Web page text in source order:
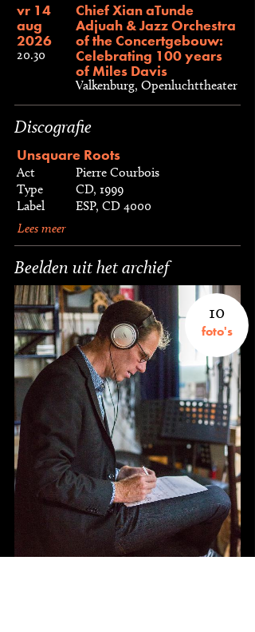
vr 14
aug
2026
20.30
Chief Xian aTunde
Adjuah & Jazz Orchestra
of the Concertgebouw:
Celebrating 100 years
of Miles Davis
Valkenburg, Openluchttheater
Discografie
Unsquare Roots
Act
Pierre Courbois
Type
CD, 1999
Label
ESP, CD 4000
Lees meer
Beelden uit het archief
10
foto's